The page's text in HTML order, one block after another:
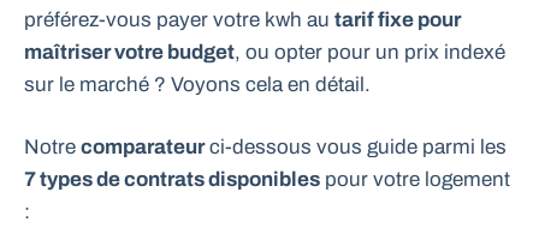
préférez-vous payer votre kwh au tarif fixe pour
maîtriser votre budget, ou opter pour un prix indexé
sur le marché ? Voyons cela en détail.
Notre comparateurci-dessous vous guide parmi les
7 types de contrats disponibles pour votre logement
: